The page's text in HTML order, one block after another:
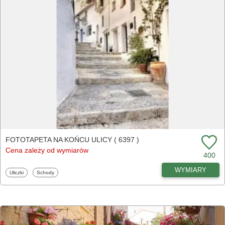
FOTOTAPETA NA KOŃCU ULICY ( 6397 )
Cena zależy od wymiarów
400
Fototapety
Uliczki Fototapety
Schody WYMIARY